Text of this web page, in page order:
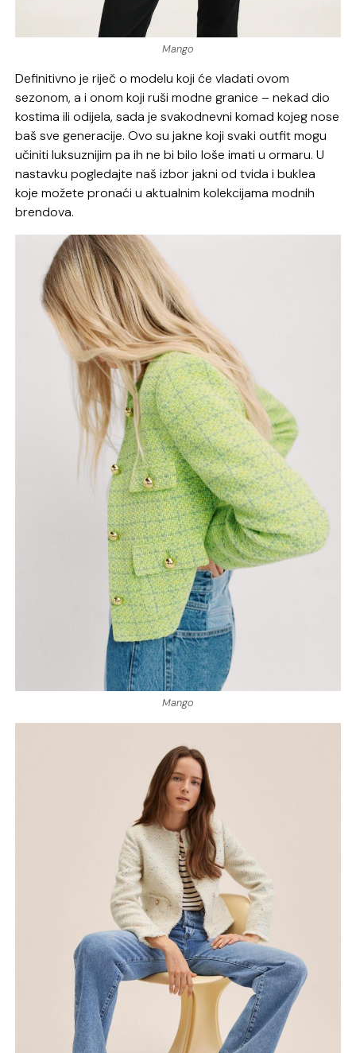
Mango
Definitivno je riječ o modelu koji će vladati ovom
sezonom, a i onom koji ruši modne granice – nekad dio
kostima ili odijela, sada je svakodnevni komad kojeg nose
baš sve generacije. Ovo su jakne koji svaki outfit mogu
učiniti luksuznijim pa ih ne bi bilo loše imati u ormaru. U
nastavku pogledajte naš izbor jakni od tvida i buklea
koje možete pronaći u aktualnim kolekcijama modnih
brendova.
Mango